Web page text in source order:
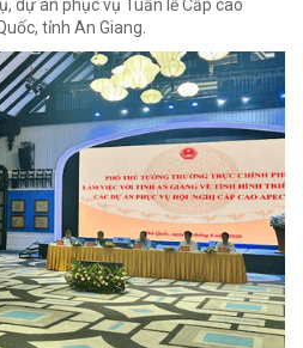
dự án phục vụ Tuần lễ Cấp cao
tỉnh An Giang.